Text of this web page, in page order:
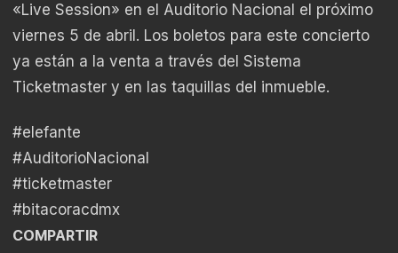
«Live Session» en el Auditorio Nacional el próximo
viernes 5 de abril. Los boletos para este concierto
ya están a la venta a través del Sistema
Ticketmaster y en las taquillas del inmueble.
#elefante
#AuditorioNacional
#ticketmaster
#bitacoracdmx
COMPARTIR